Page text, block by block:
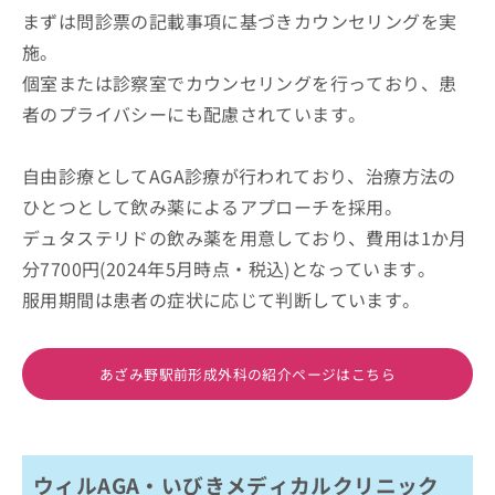
まずは問診票の記載事項に基づきカウンセリングを実
施。
個室または診察室でカウンセリングを行っており、患
者のプライバシーにも配慮されています。
自由診療としてAGA診療が行われており、治療方法の
ひとつとして飲み薬によるアプローチを採用。
デュタステリドの飲み薬を用意しており、費用は1か月
分7700円(2024年5月時点・税込)となっています。
服用期間は患者の症状に応じて判断しています。
あざみ野駅前形成外科の紹介ページはこちら
ウィルAGA・いびきメディカルクリニック